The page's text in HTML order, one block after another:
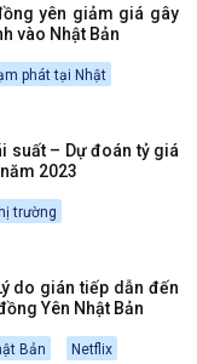
yên giảm giá gây
vào Nhật Bản
phát tại Nhật
suất – Dự đoán tỷ giá
2023
trường
do gián tiếp dẫn đến
Yên Nhật Bản
Bản Netflix